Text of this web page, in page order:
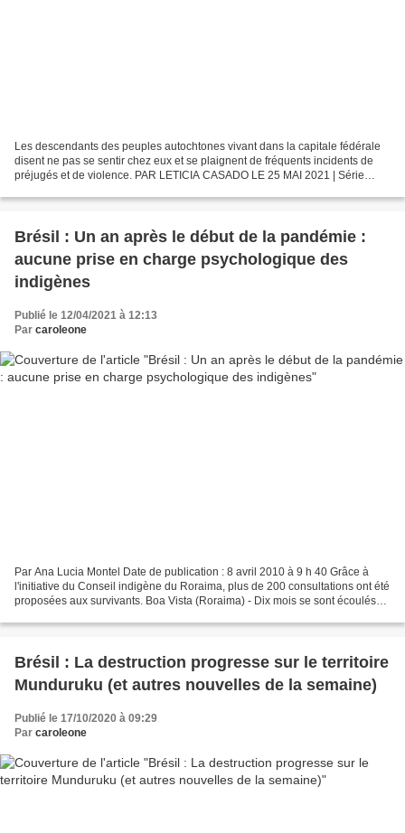
Les descendants des peuples autochtones vivant dans la capitale fédérale
disent ne pas se sentir chez eux et se plaignent de fréquents incidents de
préjugés et de violence. PAR LETICIA CASADO LE 25 MAI 2021 | Série
Brésil : Un an après le début de la pandémie :
aucune prise en charge psychologique des
indigènes
Publié le 12/04/2021 à 12:13
Par caroleone
Par Ana Lucia Montel Date de publication : 8 avril 2010 à 9 h 40 Grâce à
l'initiative du Conseil indigène du Roraima, plus de 200 consultations ont été
proposées aux survivants. Boa Vista (Roraima) - Dix mois se sont écoulés
Brésil : La destruction progresse sur le territoire
Munduruku (et autres nouvelles de la semaine)
Publié le 17/10/2020 à 09:29
Par caroleone